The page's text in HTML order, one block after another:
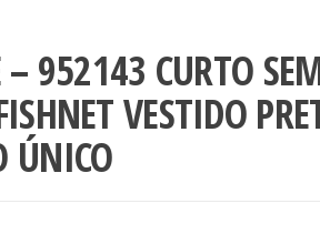
952143 CURTO
VESTIDO
ÚNICO